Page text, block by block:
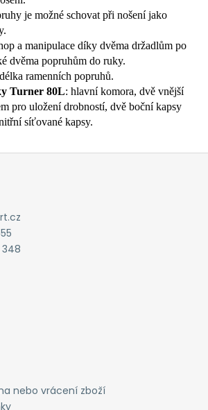
je možné schovat při nošení jako
a manipulace díky dvěma držadlům po
dvěma popruhům do ruky.
ramenních popruhů.
Turner 80L: hlavní komora, dvě vnější
pro uložení drobností, dvě boční kapsy
síťované kapsy.
nebo vrácení zboží